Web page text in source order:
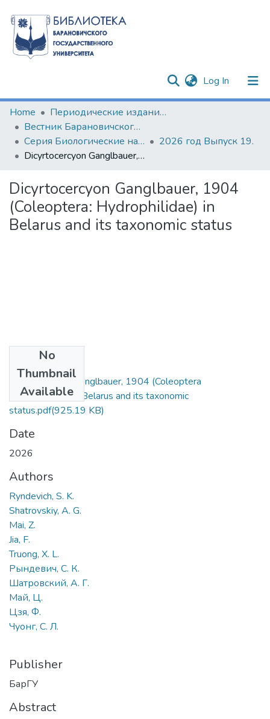
Log In (current)
Communities & Collections
All of DSpace
Statistics
Home
Периодические издания БарГУ
Вестник Барановичского государственного университета
Серия Биологические науки (общая биология). Сельскохозяйственные науки (агрономия)
2026 год Выпуск 19.
Dicyrtocercyon Ganglbauer, 1904 (Coleoptera: Hydrophilidae) in Belarus and its taxonomic status
Dicyrtocercyon Ganglbauer, 1904
(Coleoptera: Hydrophilidae) in
Belarus and its taxonomic status
No
Thumbnail
Available
Dicyrtocercyon Ganglbauer, 1904 (Coleoptera
Hydrophilidae) in Belarus and its taxonomic
status.pdf(925.19 KB)
Date
2026
Authors
Ryndevich, S. K.
Shatrovskiy, A. G.
Mai, Z.
Jia, F.
Truong, X. L.
Рындевич, С. К.
Шатровский, A. Г.
Maй, Ц.
Цзя, Ф.
Чуонг, С. Л.
Publisher
БарГУ
Abstract